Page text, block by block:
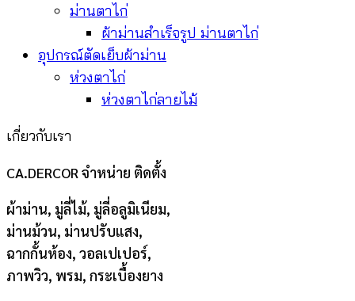
ม่านตาไก่
ผ้าม่านสำเร็จรูป ม่านตาไก่
อุปกรณ์ตัดเย็บผ้าม่าน
ห่วงตาไก่
ห่วงตาไก่ลายไม้
เกี่ยวกับเรา
CA.DERCOR จำหน่าย ติดตั้ง
ผ้าม่าน, มู่ลี่ไม้, มู่ลี่อลูมิเนียม,
ม่านม้วน, ม่านปรับแสง,
ฉากกั้นห้อง, วอลเปเปอร์,
ภาพวิว, พรม, กระเบื้องยาง